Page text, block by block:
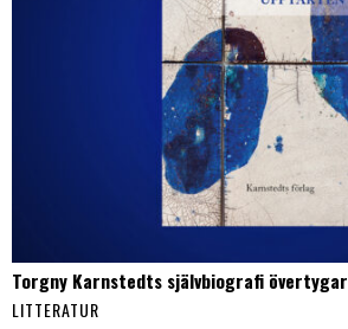
Torgny Karnstedts självbiografi övertygar
LITTERATUR